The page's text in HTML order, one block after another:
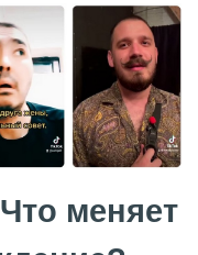
меняет